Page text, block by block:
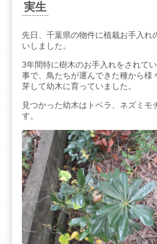
実生
先日、千葉県の物件に植栽お手入れ
いしました。
3年間特に樹木のお手入れをされて
事で、鳥たちが運んできた種から様
芽して幼木に育っていました。
見つかった幼木はトベラ、ネズミモ
す。